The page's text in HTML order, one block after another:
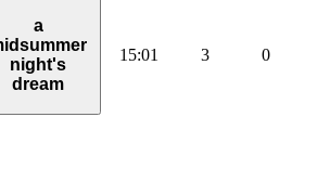
a
night's
dream
15:01 3 0